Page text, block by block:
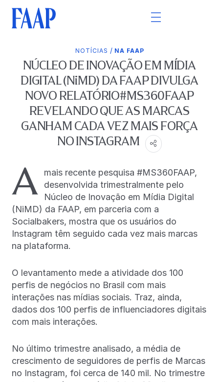
NOTÍCIAS / NA FAAP
NÚCLEO DE INOVAÇÃO EM MÍDIA
DIGITAL (NiMD) DA FAAP DIVULGA
NOVO RELATÓRIO#MS360FAAP
REVELANDO QUE AS MARCAS
GANHAM CADA VEZ MAIS FORÇA
NO INSTAGRAM
A
mais recente pesquisa #MS360FAAP,
desenvolvida trimestralmente pelo
Núcleo de Inovação em Mídia Digital
(NiMD) da FAAP, em parceria com a
Socialbakers, mostra que os usuários do
Instagram têm seguido cada vez mais marcas
na plataforma.
O levantamento mede a atividade dos 100
perfis de negócios no Brasil com mais
interações nas mídias sociais. Traz, ainda,
dados dos 100 perfis de influenciadores digitais
com mais interações.
No último trimestre analisado, a média de
crescimento de seguidores de perfis de Marcas
no Instagram, foi cerca de 140 mil. No trimestre